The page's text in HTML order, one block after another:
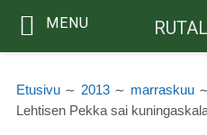
sisältöön
Etusivu 2013 marraskuu
Lehtisen Pekka sai
MENU